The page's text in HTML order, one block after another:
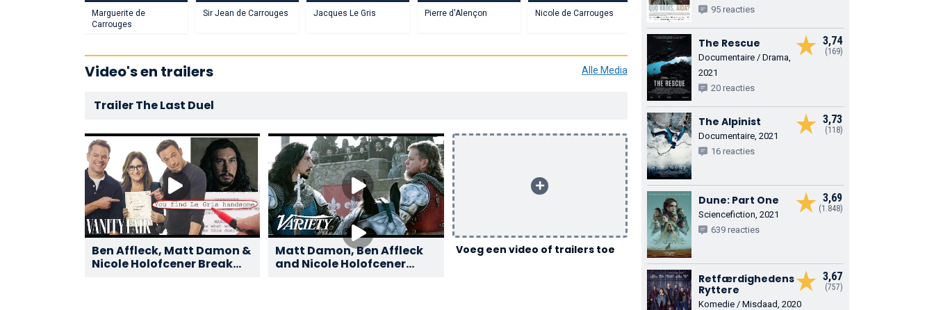
Marguerite de
Carrouges
Sir Jean de Carrouges Jacques Le Gris Pierre d'Alençon Nicole de Carrouges Crespin
Alle Media
Video's en trailers
Trailer The Last Duel
Ben Affleck, Matt Damon &
Nicole Holofcener Break
Matt Damon, Ben Affleck
and Nicole Holofcener
Voeg een video of trailers toe
95 reacties
3,74
(169)
The Rescue
Documentaire / Drama,
2021
20 reacties
3,73
(118)
The Alpinist
Documentaire, 2021
16 reacties
3,69
(1.848)
Dune: Part One
Sciencefiction, 2021
639 reacties
3,67
(757)
Retfærdighedens
Ryttere
Komedie / Misdaad, 2020